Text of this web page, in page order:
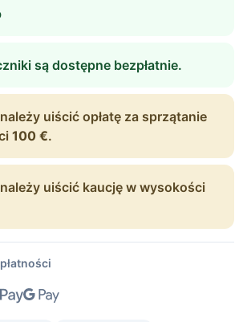
są dostępne bezpłatnie.
uiścić opłatę za sprzątanie
100 €.
uiścić kaucję w wysokości